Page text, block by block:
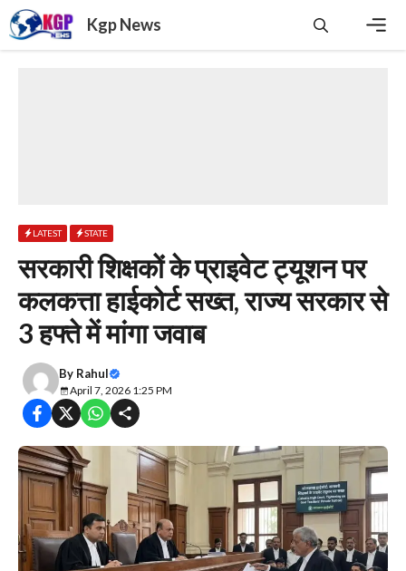
Skip
to
content
Kgp News
LATEST STATE
​सरकारी शिक्षकों के प्राइवेट ट्यूशन पर
कलकत्ता हाईकोर्ट सख्त, राज्य सरकार से
3 हफ्ते में मांगा जवाब
By Rahul
April 7, 2026 1:25 PM